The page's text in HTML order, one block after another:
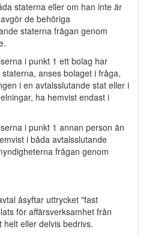
staterna eller om han inte är
de behöriga
staterna frågan genom
i punkt 1 ett bolag har
anses bolaget i fråga,
i en avtalsslutande stat eller i
ha hemvist endast i
i punkt 1 annan person än
i båda avtalsslutande
frågan genom
åsyftar uttrycket "fast
för affärsverksamhet från
eller delvis bedrivs.